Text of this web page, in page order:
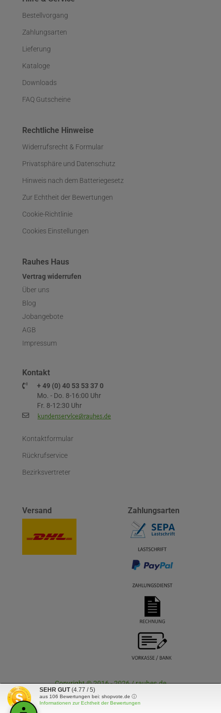
Bestellvorgang
Zahlungsarten
Lieferung
Kataloge
Downloads
FAQ Gutscheine
Rechtliche Hinweise
Widerrufsrecht & Formular
Privatsphäre und Datenschutz
Hinweis nach dem Batteriegesetz
Zur Echtheit der Bewertungen
Cookie-Richtlinie
Cookies Einstellungen
Rauhes Haus
Vertrag widerrufen
Über uns
Blog
Jobangebote
AGB
Impressum
Kontakt
+ 49 (0) 40 53 53 37 0
Mo. - Do. 8-16:00 Uhr
Fr. 8-12:30 Uhr
Kontaktformular
Rückrufservice
Bezirksvertreter
Versand Zahlungsarten
Copyright © 2016 - 2026 / rauhes.de
SEHR GUT (4.77 / 5)
aus 106 Bewertungen bei: shopvote.de ⓘ
Informationen zur Echtheit der Bewertungen